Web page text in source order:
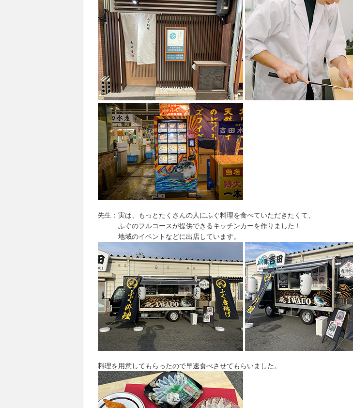
先生：実は、もっとたくさんの人にふぐ料理を食べていただきたくて、
ふぐのフルコースが提供できるキッチンカーを作りました！
地域のイベントなどに出店しています。
料理を用意してもらったので早速食べさせてもらいました。